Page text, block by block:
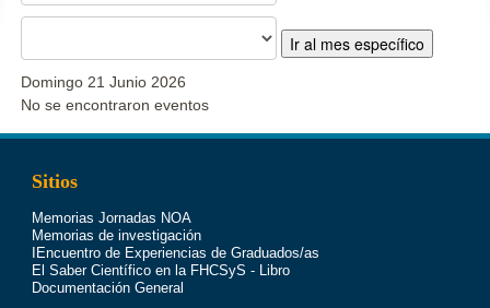
Ir al mes específico
Domingo 21 Junio 2026
No se encontraron eventos
Sitios
Memorias Jornadas NOA
Memorias de investigación
IEncuentro de Experiencias de Graduados/as
El Saber Científico en la FHCSyS - Libro
Documentación General